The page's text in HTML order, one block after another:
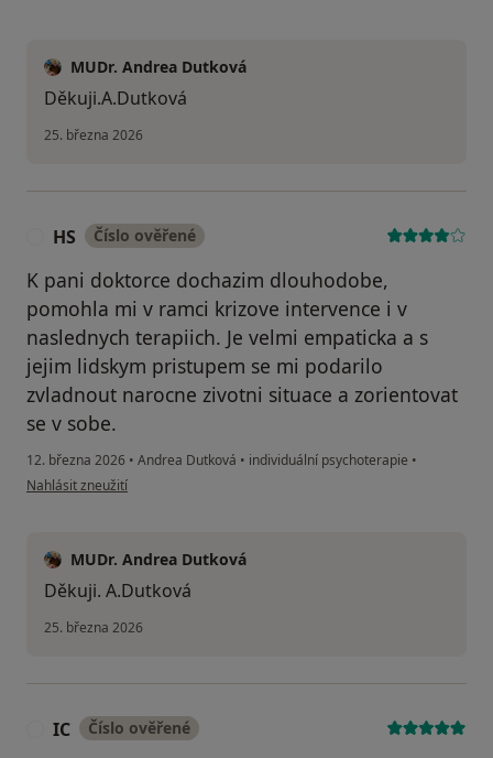
MUDr. Andrea Dutková
Děkuji.A.Dutková
25. března 2026
HS Číslo ověřené
K pani doktorce dochazim dlouhodobe,
pomohla mi v ramci krizove intervence i v
naslednych terapiich. Je velmi empaticka a s
jejim lidskym pristupem se mi podarilo
zvladnout narocne zivotni situace a zorientovat
se v sobe.
12. března 2026 • Andrea Dutková • individuální psychoterapie •
podle názoru uživatele HS
Nahlásit zneužití
MUDr. Andrea Dutková
Děkuji. A.Dutková
25. března 2026
IC Číslo ověřené